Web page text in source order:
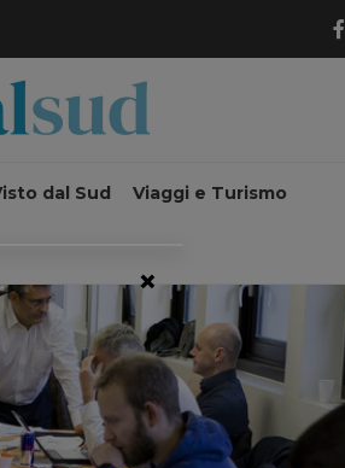
dal Sud Viaggi e Turismo
×